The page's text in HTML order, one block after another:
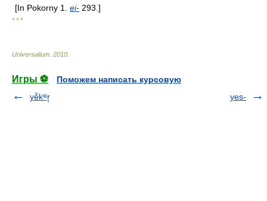
[In Pokorny 1. ei- 293.]
* * *
Universalium 2010
Игры ⚽
Поможем написать курсовую
yē̆kʷr̥
yes-